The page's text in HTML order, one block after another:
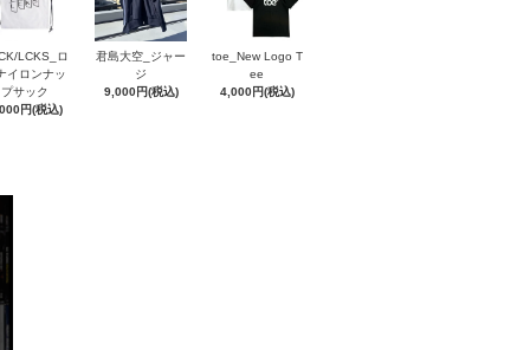
LCKS_ロ
イロンナッ
プサック
円(税込)
君島大空_ジャー
ジ
9,000円(税込)
toe_New Logo T
ee
4,000円(税込)